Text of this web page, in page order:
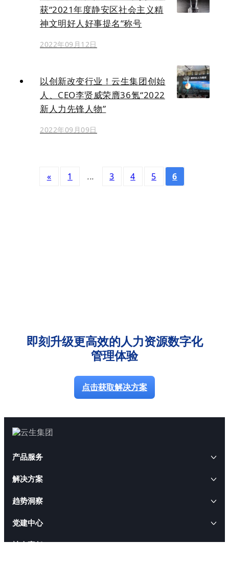
获“2021年度静安区社会主义精
神文明好人好事提名”称号
2022年09月12日
以创新改变行业！云生集团创始
人、CEO李贤威荣膺36氪“2022
新人力先锋人物”
2022年09月09日
« 1 ... 3 4 5 6
即刻升级更高效的人力资源数字化
管理体验
点击获取解决方案
产品服务
AI+人事
云生闪聘
解决方案
云生AI解决方案
趋势洞察
云生动态
CEO访谈
党建中心